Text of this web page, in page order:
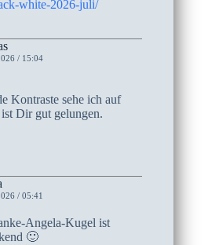
white-2026-juli/
/ 15:04
Kontraste sehe ich auf
Dir gut gelungen.
/ 05:41
Angela-Kugel ist
🙂